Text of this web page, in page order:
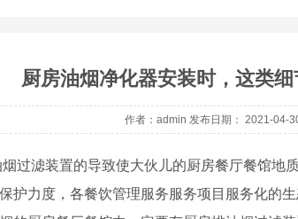
厨房油烟净化器安装时，这类细
作者：admin 发布日期： 2021-04-
过滤装置的导致使大伙儿的厨房餐厅餐馆地
护力度，各餐饮管理服务服务项目服务化的